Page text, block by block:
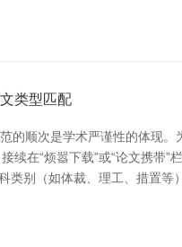
类型匹配
顺次是学术严谨性的体现
在“烦嚣下载”或“论文携
类别（如体裁、理工、措置等